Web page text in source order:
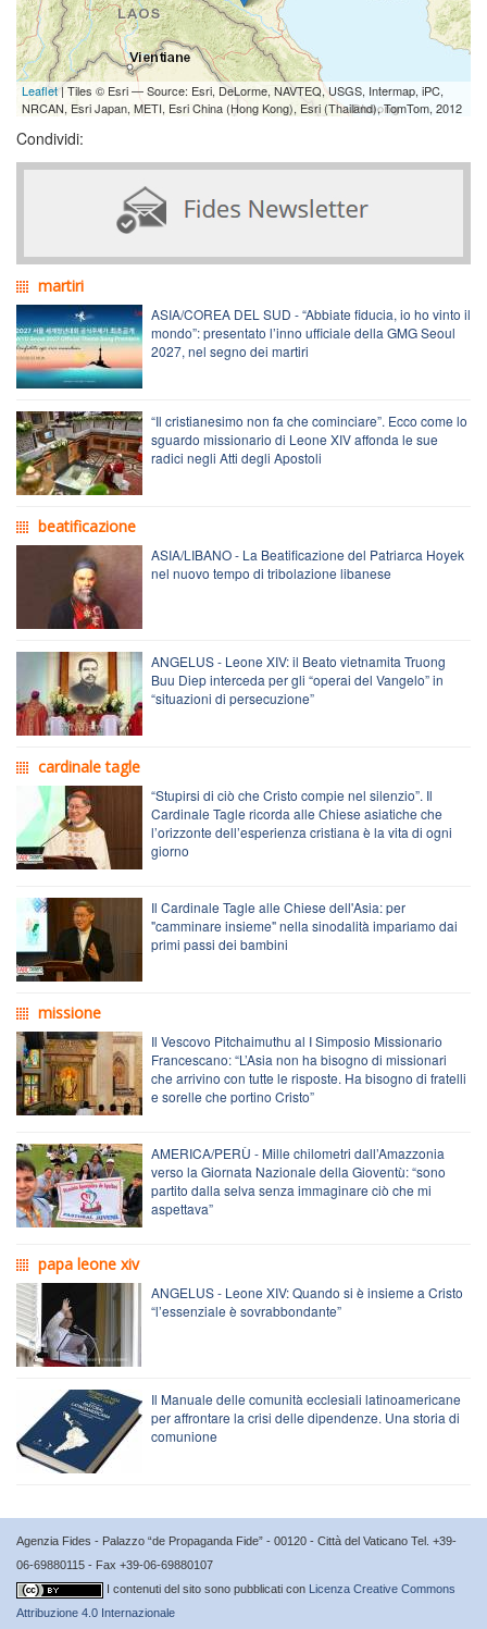
Leaflet| Tiles © Esri — Source: Esri, DeLorme, NAVTEQ, USGS, Intermap, iPC,
NRCAN, Esri Japan, METI, Esri China (Hong Kong), Esri (Thailand), TomTom, 2012
Condividi:
martiri
ASIA/COREA DEL SUD - “Abbiate fiducia, io ho vinto il
mondo”: presentato l’inno ufficiale della GMG Seoul
2027, nel segno dei martiri
“Il cristianesimo non fa che cominciare”. Ecco come lo
sguardo missionario di Leone XIV affonda le sue
radici negli Atti degli Apostoli
beatificazione
ASIA/LIBANO - La Beatificazione del Patriarca Hoyek
nel nuovo tempo di tribolazione libanese
ANGELUS - Leone XIV: il Beato vietnamita Truong
Buu Diep interceda per gli “operai del Vangelo” in
“situazioni di persecuzione”
cardinale tagle
“Stupirsi di ciò che Cristo compie nel silenzio”. Il
Cardinale Tagle ricorda alle Chiese asiatiche che
l’orizzonte dell’esperienza cristiana è la vita di ogni
giorno
Il Cardinale Tagle alle Chiese dell'Asia: per
"camminare insieme" nella sinodalità impariamo dai
primi passi dei bambini
missione
Il Vescovo Pitchaimuthu al I Simposio Missionario
Francescano: “L’Asia non ha bisogno di missionari
che arrivino con tutte le risposte. Ha bisogno di fratelli
e sorelle che portino Cristo”
AMERICA/PERÙ - Mille chilometri dall’Amazzonia
verso la Giornata Nazionale della Gioventù: “sono
partito dalla selva senza immaginare ciò che mi
aspettava”
papa leone xiv
ANGELUS - Leone XIV: Quando si è insieme a Cristo
“l’essenziale è sovrabbondante”
Il Manuale delle comunità ecclesiali latinoamericane
per affrontare la crisi delle dipendenze. Una storia di
comunione
Agenzia Fides - Palazzo “de Propaganda Fide” - 00120 - Città del Vaticano Tel. +39-
06-69880115 - Fax +39-06-69880107
I contenuti del sito sono pubblicati con Licenza Creative Commons
Attribuzione 4.0 Internazionale